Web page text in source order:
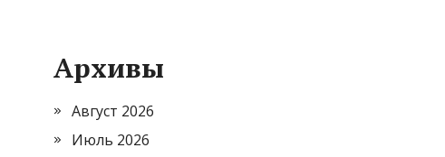
Архивы
Август 2026
Июль 2026